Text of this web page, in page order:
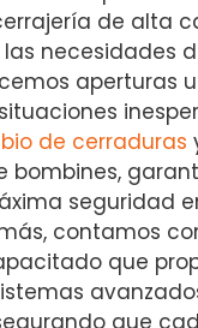
de alta
necesidades
aperturas
de cerraduras
bombines,
seguridad
contamos
que
que